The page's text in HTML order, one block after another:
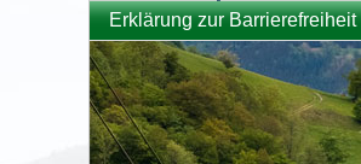
Erklärung zur Barrierefreiheit